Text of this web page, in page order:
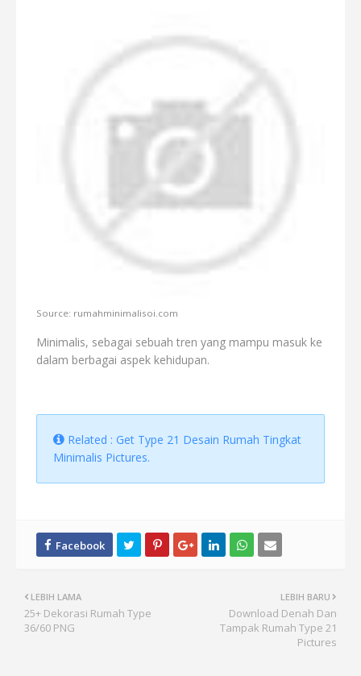
Source: rumahminimalisoi.com
Minimalis, sebagai sebuah tren yang mampu masuk ke
dalam berbagai aspek kehidupan.
Related : Get Type 21 Desain Rumah Tingkat
Minimalis Pictures.
LEBIH BARU
Download Denah Dan
Tampak Rumah Type 21
Pictures
LEBIH LAMA
25+ Dekorasi Rumah Type
36/60 PNG